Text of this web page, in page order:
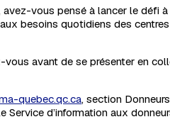
vous pensé à lancer le défi
besoins quotidiens des
avant de se présenter en
quebec.qc.ca, section
d’information aux